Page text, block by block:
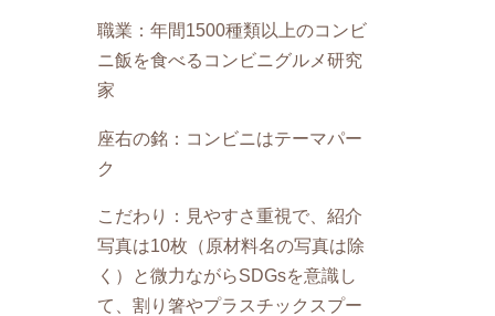
職業：年間1500種類以上のコンビ
ニ飯を食べるコンビニグルメ研究
家
座右の銘：コンビニはテーマパー
ク
こだわり：見やすさ重視で、紹介
写真は10枚（原材料名の写真は除
く）と微力ながらSDGsを意識し
て、割り箸やプラスチックスプー